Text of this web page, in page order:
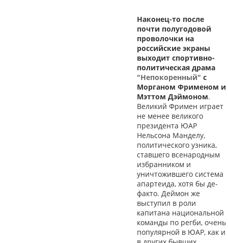
Наконец-то после
почти полугодовой
проволочки на
российские экраны
выходит спортивно-
политическая драма
"Непокоренный" с
Морганом Фрименом и
Мэттом Дэймоном.
Великий Фримен играет
не менее великого
президента ЮАР
Нельсона Манделу,
политического узника,
ставшего всенародным
избранником и
уничтожившего система
апартеида, хотя бы де-
факто. Деймон же
выступил в роли
капитана национальной
команды по регби, очень
популярной в ЮАР, как и